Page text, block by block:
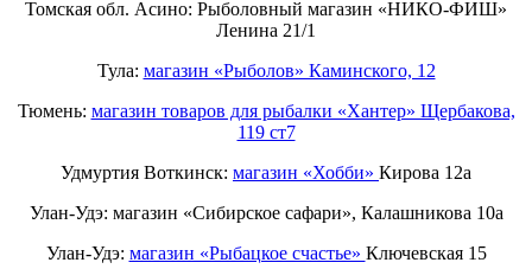
Томская обл. Асино: Рыболовный магазин «НИКО-ФИШ»
Ленина 21/1
Тула: магазин «Рыболов» Каминского, 12
Тюмень: магазин товаров для рыбалки «Хантер» Щербакова,
119 ст7
Удмуртия Воткинск: магазин «Хобби» Кирова 12а
Улан-Удэ: магазин «Сибирское сафари», Калашникова 10а
Улан-Удэ: магазин «Рыбацкое счастье» Ключевская 15